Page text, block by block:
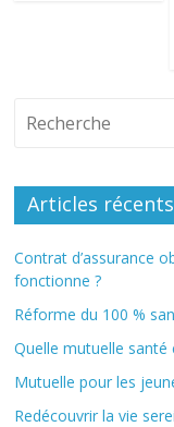
Articles récents
Contrat d’assurance
fonctionne ?
Réforme du 100 %
Quelle mutuelle santé
Mutuelle pour les
Redécouvrir la vie